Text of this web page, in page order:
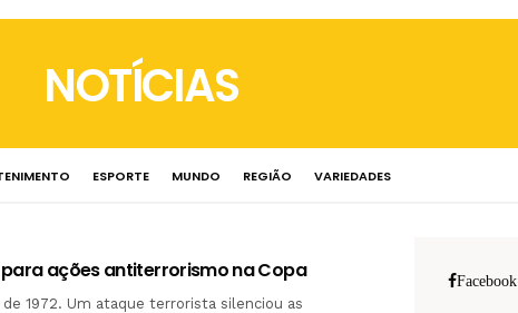
NOTÍCIAS
ESPORTE MUNDO REGIÃO VARIEDADES
ações antiterrorismo na Copa
1972. Um ataque terrorista silenciou as
Facebook